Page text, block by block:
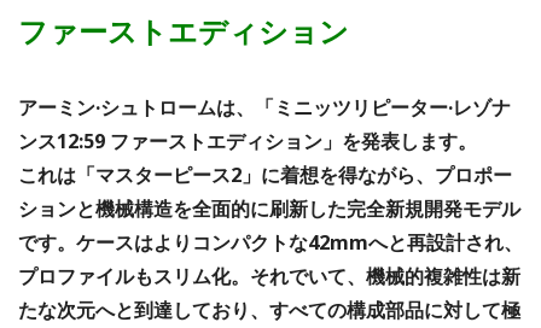
ファーストエディション
アーミン·シュトロームは、「ミニッツリピーター·レゾナ
ンス12:59 ファーストエディション」を発表します。
これは「マスターピース2」に着想を得ながら、プロポー
ションと機械構造を全面的に刷新した完全新規開発モデル
です。ケースはよりコンパクトな42mmへと再設計され、
プロファイルもスリム化。それでいて、機械的複雑性は新
たな次元へと到達しており、すべての構成部品に対して極